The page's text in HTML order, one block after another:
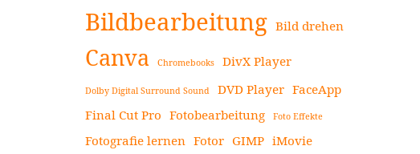
Bildbearbeitung Bild drehen
Canva Chromebooks DivX Player
Dolby Digital Surround Sound DVD Player FaceApp
Final Cut Pro Fotobearbeitung Foto Effekte
Fotografie lernen Fotor GIMP iMovie